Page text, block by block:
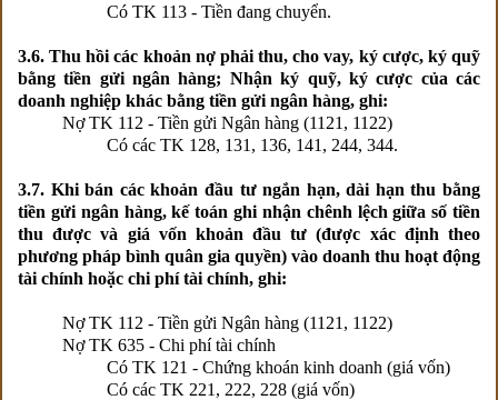
Có TK 113 - Tiền đang chuyển.
3.6. Thu hồi các khoản nợ phải thu, cho vay, ký cược, ký quỹ
bằng tiền gửi ngân hàng; Nhận ký quỹ, ký cược của các
doanh nghiệp khác bằng tiền gửi ngân hàng, ghi:
Nợ TK 112 - Tiền gửi Ngân hàng (1121, 1122)
Có các TK 128, 131, 136, 141, 244, 344.
3.7. Khi bán các khoản đầu tư ngắn hạn, dài hạn thu bằng
tiền gửi ngân hàng, kế toán ghi nhận chênh lệch giữa số tiền
thu được và giá vốn khoản đầu tư (được xác định theo
phương pháp bình quân gia quyền) vào doanh thu hoạt động
tài chính hoặc chi phí tài chính, ghi:
Nợ TK 112 - Tiền gửi Ngân hàng (1121, 1122)
Nợ TK 635 - Chi phí tài chính
Có TK 121 - Chứng khoán kinh doanh (giá vốn)
Có các TK 221, 222, 228 (giá vốn)